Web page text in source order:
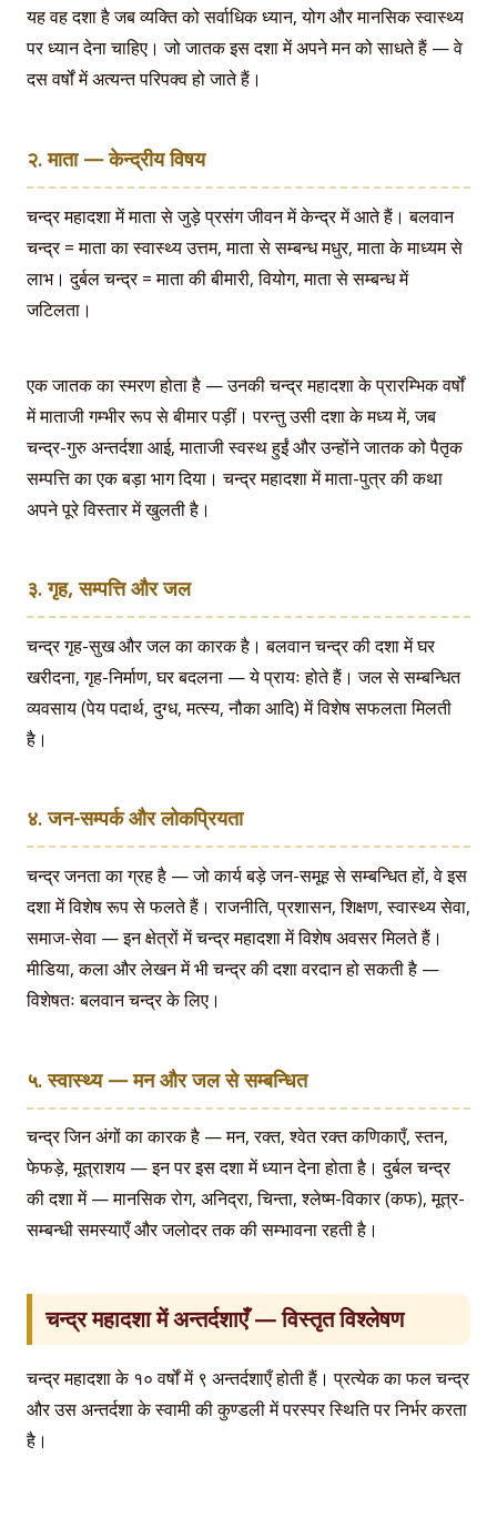
यह वह दशा है जब व्यक्ति को सर्वाधिक ध्यान, योग और मानसिक स्वास्थ्य
पर ध्यान देना चाहिए। जो जातक इस दशा में अपने मन को साधते हैं — वे
दस वर्षों में अत्यन्त परिपक्व हो जाते हैं।
२. माता — केन्द्रीय विषय
चन्द्र महादशा में माता से जुड़े प्रसंग जीवन में केन्द्र में आते हैं। बलवान
चन्द्र = माता का स्वास्थ्य उत्तम, माता से सम्बन्ध मधुर, माता के माध्यम से
लाभ। दुर्बल चन्द्र = माता की बीमारी, वियोग, माता से सम्बन्ध में
जटिलता।
एक जातक का स्मरण होता है — उनकी चन्द्र महादशा के प्रारम्भिक वर्षों
में माताजी गम्भीर रूप से बीमार पड़ीं। परन्तु उसी दशा के मध्य में, जब
चन्द्र-गुरु अन्तर्दशा आई, माताजी स्वस्थ हुईं और उन्होंने जातक को पैतृक
सम्पत्ति का एक बड़ा भाग दिया। चन्द्र महादशा में माता-पुत्र की कथा
अपने पूरे विस्तार में खुलती है।
३. गृह, सम्पत्ति और जल
चन्द्र गृह-सुख और जल का कारक है। बलवान चन्द्र की दशा में घर
खरीदना, गृह-निर्माण, घर बदलना — ये प्रायः होते हैं। जल से सम्बन्धित
व्यवसाय (पेय पदार्थ, दुग्ध, मत्स्य, नौका आदि) में विशेष सफलता मिलती
है।
४. जन-सम्पर्क और लोकप्रियता
चन्द्र जनता का ग्रह है — जो कार्य बड़े जन-समूह से सम्बन्धित हों, वे इस
दशा में विशेष रूप से फलते हैं। राजनीति, प्रशासन, शिक्षण, स्वास्थ्य सेवा,
समाज-सेवा — इन क्षेत्रों में चन्द्र महादशा में विशेष अवसर मिलते हैं।
मीडिया, कला और लेखन में भी चन्द्र की दशा वरदान हो सकती है —
विशेषतः बलवान चन्द्र के लिए।
५. स्वास्थ्य — मन और जल से सम्बन्धित
चन्द्र जिन अंगों का कारक है — मन, रक्त, श्वेत रक्त कणिकाएँ, स्तन,
फेफड़े, मूत्राशय — इन पर इस दशा में ध्यान देना होता है। दुर्बल चन्द्र
की दशा में — मानसिक रोग, अनिद्रा, चिन्ता, श्लेष्म-विकार (कफ), मूत्र-
सम्बन्धी समस्याएँ और जलोदर तक की सम्भावना रहती है।
चन्द्र महादशा में अन्तर्दशाएँ — विस्तृत विश्लेषण
चन्द्र महादशा के १० वर्षों में ९ अन्तर्दशाएँ होती हैं। प्रत्येक का फल चन्द्र
और उस अन्तर्दशा के स्वामी की कुण्डली में परस्पर स्थिति पर निर्भर करता
है।